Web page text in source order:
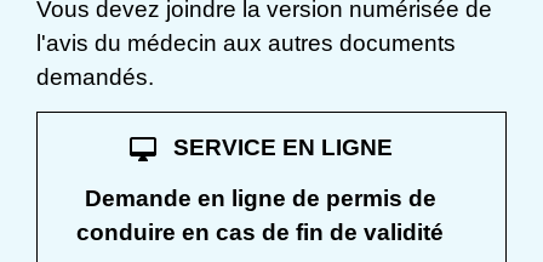
Vous devez joindre la version numérisée de
l'avis du médecin aux autres documents
demandés.
desktop_mac
SERVICE EN LIGNE
Demande en ligne de permis de
conduire en cas de fin de validité